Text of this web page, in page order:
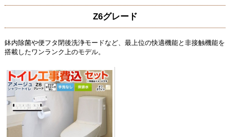
Z6グレード
鉢内除菌や便フタ閉後洗浄モードなど、最上位の快適機能と非接触機能を
搭載したワンランク上のモデル。